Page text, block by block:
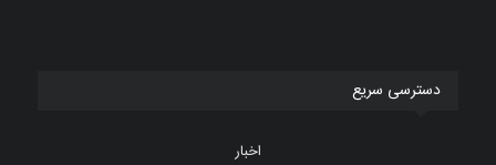
دسترسی سریع
اخبار